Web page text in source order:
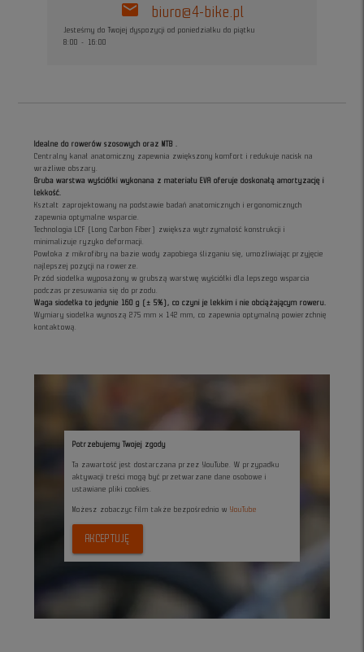
mail biuro@4-bike.pl
Jesteśmy do Twojej dyspozycji od poniedziałku do piątku
8:00 - 16:00
Idealne do rowerów szosowych oraz MTB .
Centralny kanał anatomiczny zapewnia zwiększony komfort i redukuje nacisk na
wrażliwe obszary.
Gruba warstwa wyściółki wykonana z materiału EVA oferuje doskonałą amortyzację i
lekkość.
Kształt zaprojektowany na podstawie badań anatomicznych i ergonomicznych
zapewnia optymalne wsparcie.
Technologia LCF (Long Carbon Fiber) zwiększa wytrzymałość konstrukcji i
minimalizuje ryzyko deformacji.
Powłoka z mikrofibry na bazie wody zapobiega ślizganiu się, umożliwiając przyjęcie
najlepszej pozycji na rowerze.
Przód siodełka wyposażony w grubszą warstwę wyściółki dla lepszego wsparcia
podczas przesuwania się do przodu.
Waga siodełka to jedynie 160 g (± 5%), co czyni je lekkim i nie obciążającym roweru.
Wymiary siodełka wynoszą 275 mm x 142 mm, co zapewnia optymalną powierzchnię
kontaktową.
Potrzebujemy Twojej zgody
Ta zawartość jest dostarczana przez YouTube. W przypadku
aktywacji treści mogą być przetwarzane dane osobowe i
ustawiane pliki cookies.
Możesz zobaczyc film także bezpośrednio w YouTube
AKCEPTUJĘ